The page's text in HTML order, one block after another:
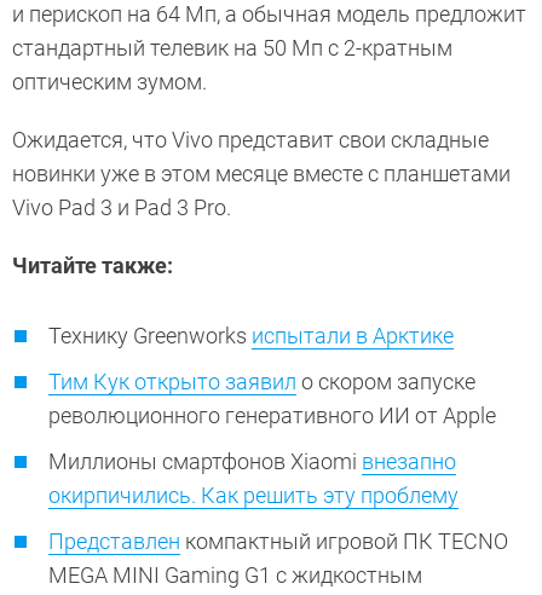
и перископ на 64 Мп, а обычная модель предложит
стандартный телевик на 50 Мп с 2-кратным
оптическим зумом.
Ожидается, что Vivo представит свои складные
новинки уже в этом месяце вместе с планшетами
Vivo Pad 3 и Pad 3 Pro.
Читайте также:
Технику Greenworks испытали в Арктике
Тим Кук открыто заявил о скором запуске
революционного генеративного ИИ от Apple
Миллионы смартфонов Xiaomi внезапно
окирпичились. Как решить эту проблему
Представлен компактный игровой ПК TECNO
MEGA MINI Gaming G1 с жидкостным